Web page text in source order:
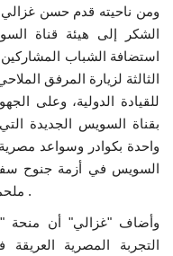
ومن ناحيته قدم حسن غزالي
الشكر إلى هيئة قناة
استضافة الشباب المشاركين
الثالثة لزيارة المرفق
للقيادة الدولية، وعلى
بقناة السويس الجديدة
واحدة بكوادر وسواعد
السويس في أزمة جنوح
ملحمة جديدة في الإصرار والعزيمة والوطنية .
وأضاف "غزالي" أن منحة
التجربة المصرية